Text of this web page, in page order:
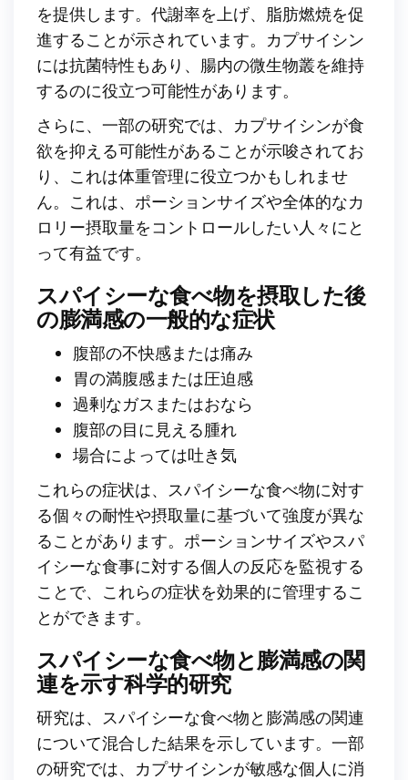
を提供します。代謝率を上げ、脂肪燃焼を促
進することが示されています。カプサイシン
には抗菌特性もあり、腸内の微生物叢を維持
するのに役立つ可能性があります。
さらに、一部の研究では、カプサイシンが食
欲を抑える可能性があることが示唆されてお
り、これは体重管理に役立つかもしれませ
ん。これは、ポーションサイズや全体的なカ
ロリー摂取量をコントロールしたい人々にと
って有益です。
スパイシーな食べ物を摂取した後
の膨満感の一般的な症状
腹部の不快感または痛み
胃の満腹感または圧迫感
過剰なガスまたはおなら
腹部の目に見える腫れ
場合によっては吐き気
これらの症状は、スパイシーな食べ物に対す
る個々の耐性や摂取量に基づいて強度が異な
ることがあります。ポーションサイズやスパ
イシーな食事に対する個人の反応を監視する
ことで、これらの症状を効果的に管理するこ
とができます。
スパイシーな食べ物と膨満感の関
連を示す科学的研究
研究は、スパイシーな食べ物と膨満感の関連
について混合した結果を示しています。一部
の研究では、カプサイシンが敏感な個人に消